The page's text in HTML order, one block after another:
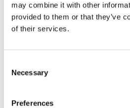
may combine it with other
provided to them or that they’ve
of their services.
Selection
Necessary
Preferences
vurdere indsatsernes
til at bidrage til
målsætninger.
involvering af projektets
er tidskrævende. ”Det er